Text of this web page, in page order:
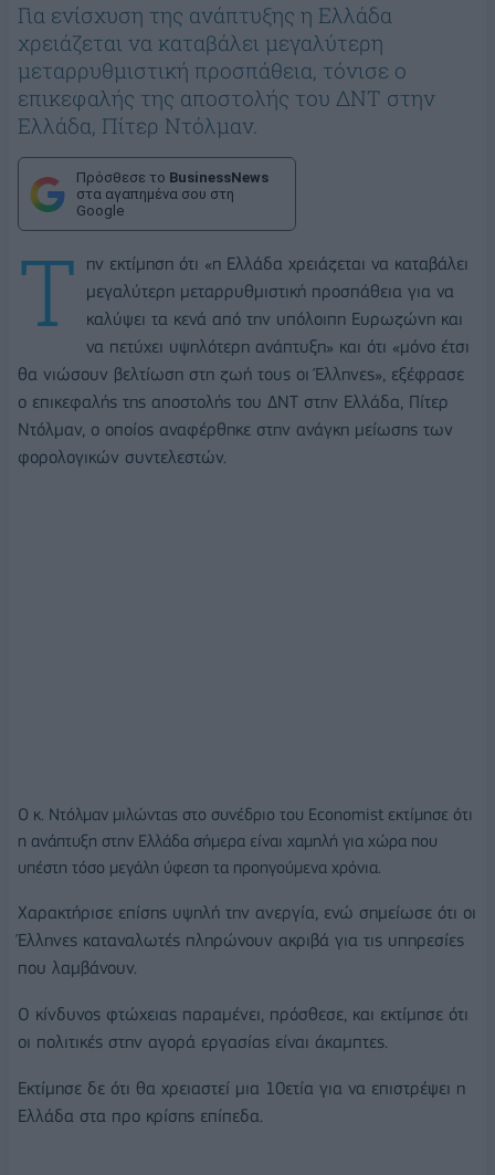
Για ενίσχυση της ανάπτυξης η Ελλάδα
χρειάζεται να καταβάλει μεγαλύτερη
μεταρρυθμιστική προσπάθεια, τόνισε ο
επικεφαλής της αποστολής του ΔΝΤ στην
Ελλάδα, Πίτερ Ντόλμαν.
Πρόσθεσε το BusinessNews
στα αγαπημένα σου στη
Google
Τ
ην εκτίμηση ότι «η Ελλάδα χρειάζεται να καταβάλει
μεγαλύτερη μεταρρυθμιστική προσπάθεια για να
καλύψει τα κενά από την υπόλοιπη Ευρωζώνη και
να πετύχει υψηλότερη ανάπτυξη» και ότι «μόνο έτσι
θα νιώσουν βελτίωση στη ζωή τους οι Έλληνες», εξέφρασε
ο επικεφαλής της αποστολής του ΔΝΤ στην Ελλάδα, Πίτερ
Ντόλμαν, ο οποίος αναφέρθηκε στην ανάγκη μείωσης των
φορολογικών συντελεστών.
Ο κ. Nτόλμαν μιλώντας στο συνέδριο του Economist εκτίμησε ότι
η ανάπτυξη στην Ελλάδα σήμερα είναι χαμηλή για χώρα που
υπέστη τόσο μεγάλη ύφεση τα προηγούμενα χρόνια.
Χαρακτήρισε επίσης υψηλή την ανεργία, ενώ σημείωσε ότι οι
Έλληνες καταναλωτές πληρώνουν ακριβά για τις υπηρεσίες
που λαμβάνουν.
Ο κίνδυνος φτώχειας παραμένει, πρόσθεσε, και εκτίμησε ότι
οι πολιτικές στην αγορά εργασίας είναι άκαμπτες.
Εκτίμησε δε ότι θα χρειαστεί μια 10ετία για να επιστρέψει η
Ελλάδα στα προ κρίσης επίπεδα.